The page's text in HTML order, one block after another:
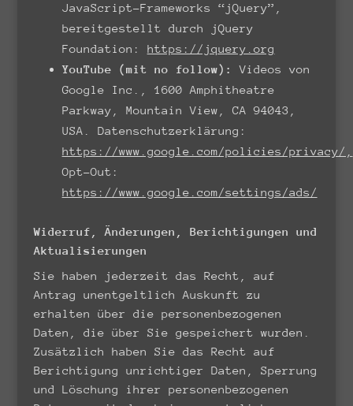
JavaScript-Frameworks “jQuery”,
bereitgestellt durch jQuery
Foundation: https://jquery.org
YouTube (mit no follow):
Videos von
Google Inc., 1600 Amphitheatre
Parkway, Mountain View, CA 94043,
USA. Datenschutzerklärung:
https://www.google.com/policies/privacy/,
Opt-Out:
https://www.google.com/settings/ads/
Widerruf, Änderungen, Berichtigungen und
Aktualisierungen
Sie haben jederzeit das Recht, auf
Antrag unentgeltlich Auskunft zu
erhalten über die personenbezogenen
Daten, die über Sie gespeichert wurden.
Zusätzlich haben Sie das Recht auf
Berichtigung unrichtiger Daten, Sperrung
und Löschung ihrer personenbezogenen